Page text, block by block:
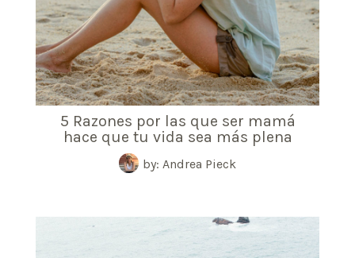
5 Razones por las que ser mamá
hace que tu vida sea más plena
by: Andrea Pieck